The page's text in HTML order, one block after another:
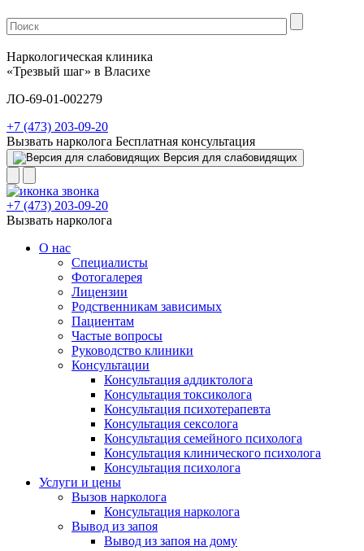
Наркологическая клиника
«Трезвый шаг» в Власихе
ЛО-69-01-002279
+7 (473) 203-09-20
Вызвать нарколога Бесплатная консультация
Версия для слабовидящих
+7 (473) 203-09-20
Вызвать нарколога
О нас
Специалисты
Фотогалерея
Лицензии
Родственникам зависимых
Пациентам
Частые вопросы
Руководство клиники
Консультации
Консультация аддиктолога
Консультация токсиколога
Консультация психотерапевта
Консультация сексолога
Консультация семейного психолога
Консультация клинического психолога
Консультация психолога
Услуги и цены
Вызов нарколога
Консультация нарколога
Вывод из запоя
Вывод из запоя на дому